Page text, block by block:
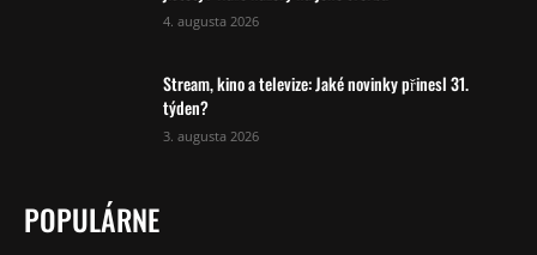
4. augusta 2026
Stream, kino a televize: Jaké novinky přinesl 31.
týden?
3. augusta 2026
POPULÁRNE